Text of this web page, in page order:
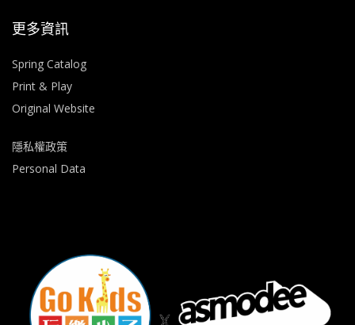
更多資訊
Spring Catalog
Print & Play
Original Website
隱私權政策
Personal Data